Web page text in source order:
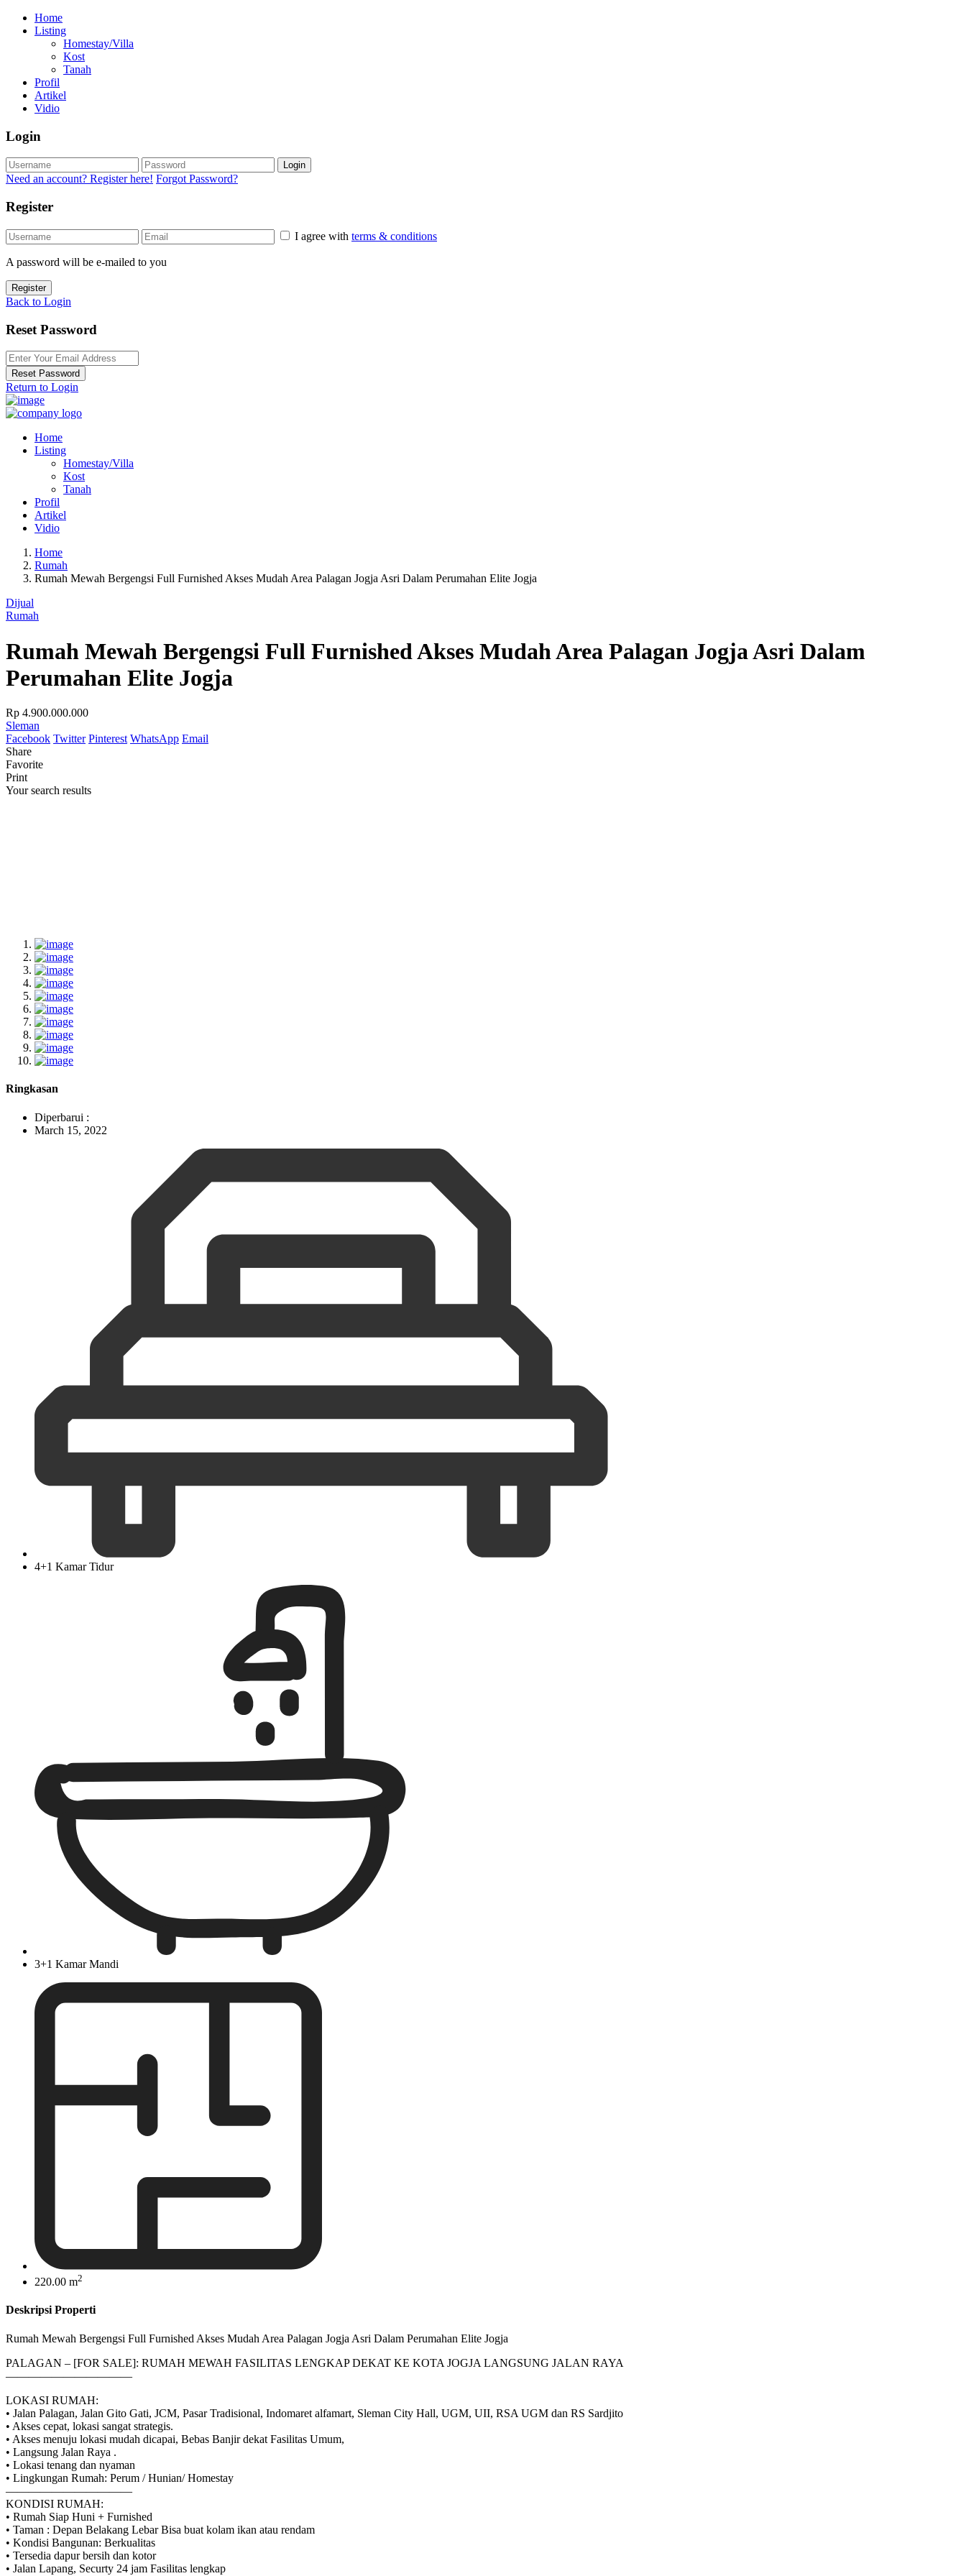
Home
Listing
Homestay/Villa
Kost
Tanah
Profil
Artikel
Vidio
Login
Login
Need an account? Register here! Forgot Password?
Register
I agree with terms & conditions
A password will be e-mailed to you
Register
Back to Login
Reset Password
Reset Password
Return to Login
Home
Listing
Homestay/Villa
Kost
Tanah
Profil
Artikel
Vidio
Home
Rumah
Rumah Mewah Bergengsi Full Furnished Akses Mudah Area Palagan Jogja Asri Dalam Perumahan Elite Jogja
Dijual
Rumah
Rumah Mewah Bergengsi Full Furnished Akses Mudah Area Palagan Jogja Asri Dalam
Perumahan Elite Jogja
Rp 4.900.000.000
Sleman
Facebook Twitter Pinterest WhatsApp Email
Share
Favorite
Print
Your search results
Ringkasan
Diperbarui :
March 15, 2022
4+1 Kamar Tidur
3+1 Kamar Mandi
220.00 m2
Deskripsi Properti
Rumah Mewah Bergengsi Full Furnished Akses Mudah Area Palagan Jogja Asri Dalam Perumahan Elite Jogja
PALAGAN – [FOR SALE]: RUMAH MEWAH FASILITAS LENGKAP DEKAT KE KOTA JOGJA LANGSUNG JALAN RAYA
———————————
LOKASI RUMAH:
• Jalan Palagan, Jalan Gito Gati, JCM, Pasar Tradisional, Indomaret alfamart, Sleman City Hall, UGM, UII, RSA UGM dan RS Sardjito
• Akses cepat, lokasi sangat strategis.
• Akses menuju lokasi mudah dicapai, Bebas Banjir dekat Fasilitas Umum,
• Langsung Jalan Raya .
• Lokasi tenang dan nyaman
• Lingkungan Rumah: Perum / Hunian/ Homestay
———————————
KONDISI RUMAH:
• Rumah Siap Huni + Furnished
• Taman : Depan Belakang Lebar Bisa buat kolam ikan atau rendam
• Kondisi Bangunan: Berkualitas
• Tersedia dapur bersih dan kotor
• Jalan Lapang, Securty 24 jam Fasilitas lengkap